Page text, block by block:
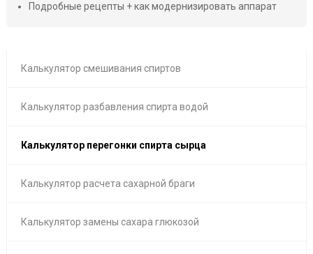
Калькулятор смешивания спиртов
Калькулятор разбавления спирта водой
Калькулятор перегонки спирта сырца
Калькулятор расчета сахарной браги
Калькулятор замены сахара глюкозой
Подробные рецепты + как модернизировать аппарат